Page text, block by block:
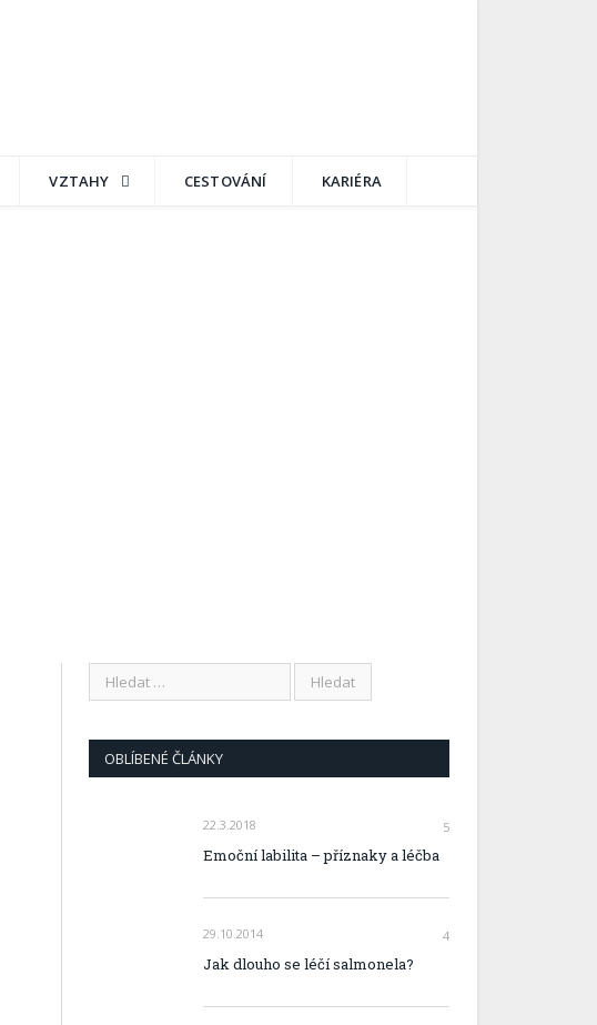
VZTAHY CESTOVÁNÍ KARIÉRA
OBLÍBENÉ ČLÁNKY
22.3.2018 5
Emoční labilita – příznaky a léčba
29.10.2014 4
Jak dlouho se léčí salmonela?